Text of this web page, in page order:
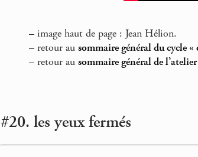
– image haut de page : Jean Hélion.
– retour au sommaire général du cycle
– retour au sommaire général de
#20. les yeux fermés